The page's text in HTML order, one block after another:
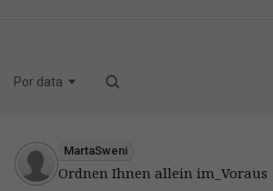
Por data
MartaSweni
Ordnen Ihnen allein im_Voraus